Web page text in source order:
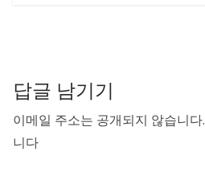
답글 남기기
이메일 주소는 공개되지 않습니다.
니다